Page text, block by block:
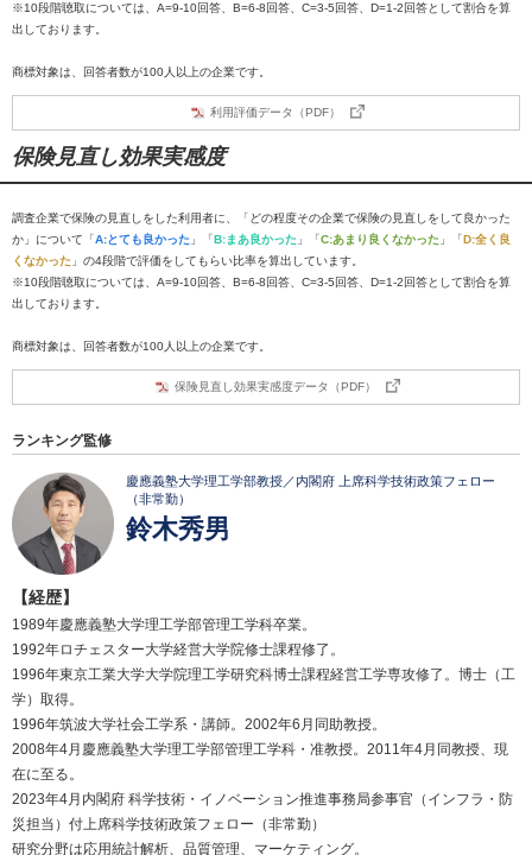
※10段階聴取については、A=9-10回答、B=6-8回答、C=3-5回答、D=1-2回答として割合を算
出しております。
商標対象は、回答者数が100人以上の企業です。
利用評価データ（PDF）
保険見直し効果実感度
調査企業で保険の見直しをした利用者に、「どの程度その企業で保険の見直しをして良かった
か」について「A:とても良かった 」「B:まあ良かった 」「C:あまり良くなかった 」「D:全く良
くなかった 」の4段階で評価をしてもらい比率を算出しています。
※10段階聴取については、A=9-10回答、B=6-8回答、C=3-5回答、D=1-2回答として割合を算
出しております。
商標対象は、回答者数が100人以上の企業です。
保険見直し効果実感度データ（PDF）
ランキング監修
慶應義塾大学理工学部教授／内閣府 上席科学技術政策フェロー
（非常勤）
鈴木秀男
【経歴】
1989年慶應義塾大学理工学部管理工学科卒業。
1992年ロチェスター大学経営大学院修士課程修了。
1996年東京工業大学大学院理工学研究科博士課程経営工学専攻修了。博士（工
学）取得。
1996年筑波大学社会工学系・講師。2002年6月同助教授。
2008年4月慶應義塾大学理工学部管理工学科・准教授。2011年4月同教授、現
在に至る。
2023年4月内閣府 科学技術・イノベーション推進事務局参事官（インフラ・防
災担当）付上席科学技術政策フェロー（非常勤）
研究分野は応用統計解析、品質管理、マーケティング。